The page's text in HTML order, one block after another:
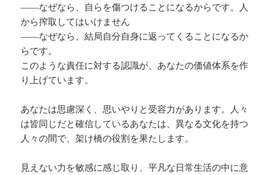
――なぜなら、自らを傷つけることになるからです。人
から搾取してはいけません
――なぜなら、結局自分自身に返ってくることになるか
らです。
このような責任に対する認識が、あなたの価値体系を作
り上げています。
あなたは思慮深く、思いやりと受容力があります。人々
は皆同じだと確信しているあなたは、異なる文化を持つ
人々の間で、架け橋の役割を果たします。
見えない力を敏感に感じ取り、平凡な日常生活の中に意